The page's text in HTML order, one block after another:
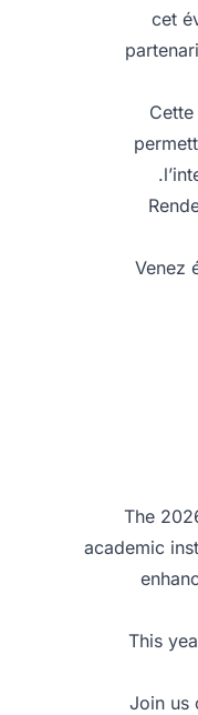
cet
Venez
The
academic
This
Join us